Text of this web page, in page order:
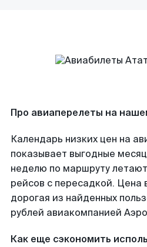
Про авиаперелеты на
Календарь низких цен на
показывает выгодные
неделю по маршруту
рейсов с пересадкой. Цена
дорогая из найденных
рублей авиакомпанией
Как еще сэкономить